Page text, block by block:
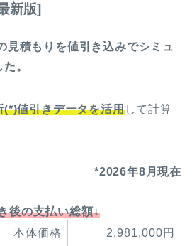
新版]
見積もりを値引き込みでシミュ
。
(*)値引きデータを活用して計算
*2026年8月現在
後の支払い総額↓
本体価格
2,981,000円